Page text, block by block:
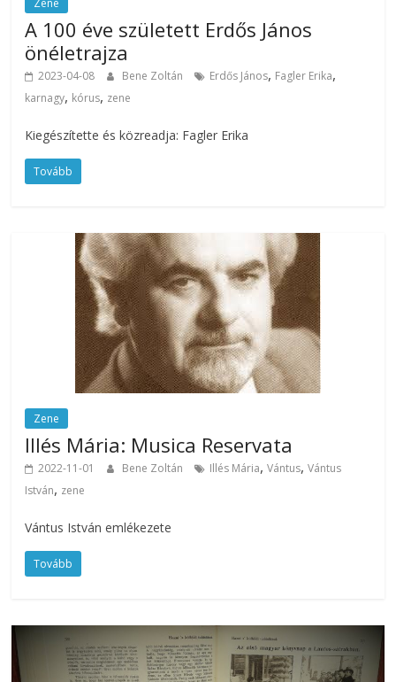
Zene
A 100 éve született Erdős János
önéletrajza
2023-04-08 Bene Zoltán Erdős János, Fagler Erika,
karnagy, kórus, zene
Kiegészítette és közreadja: Fagler Erika
Tovább
Zene
Illés Mária: Musica Reservata
2022-11-01 Bene Zoltán Illés Mária,Vántus,Vántus
István, zene
Vántus István emlékezete
Tovább